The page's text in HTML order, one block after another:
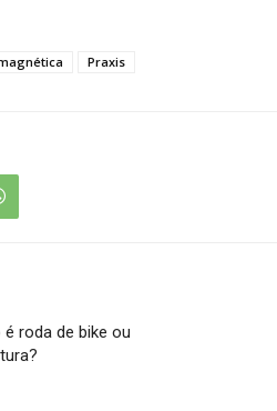
Praxis
roda de bike ou